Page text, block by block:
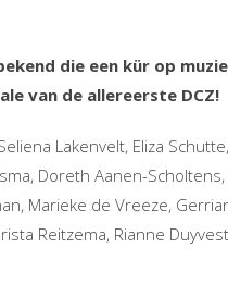
die een kür op
van de allereerste DCZ!
Lakenvelt, Eliza
Doreth Aanen-
Marieke de Vreeze,
Reitzema, Rianne